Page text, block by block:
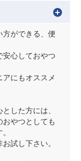
方ができる、便
安心しておやつ
にもオススメ
した方には、
やつとしても
試し下さい。